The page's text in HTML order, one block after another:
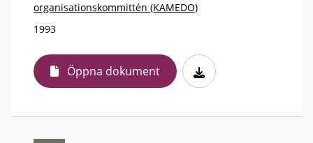
organisationskommittén (KAMEDO)
1993
Öppna dokument